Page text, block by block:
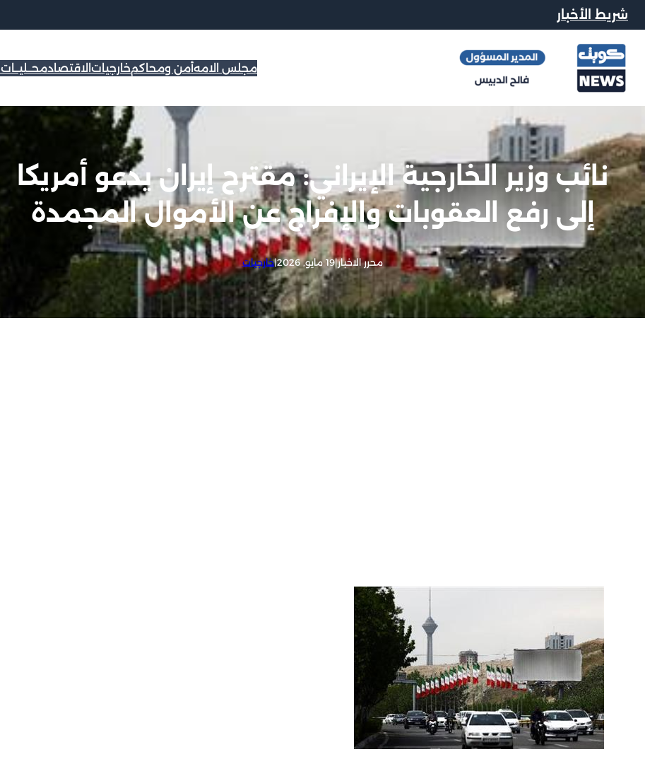
شريط الأخبار
مجلس الامهأمن ومحاكمخارجيات الاقتصادمحــليــات
نائب وزير الخارجية الإيراني: مقترح إيران يدعو أمريكا
إلى رفع العقوبات والإفراج عن الأموال المجمدة
محرر الاخبار|19 مايو, 2026 |خارجيات